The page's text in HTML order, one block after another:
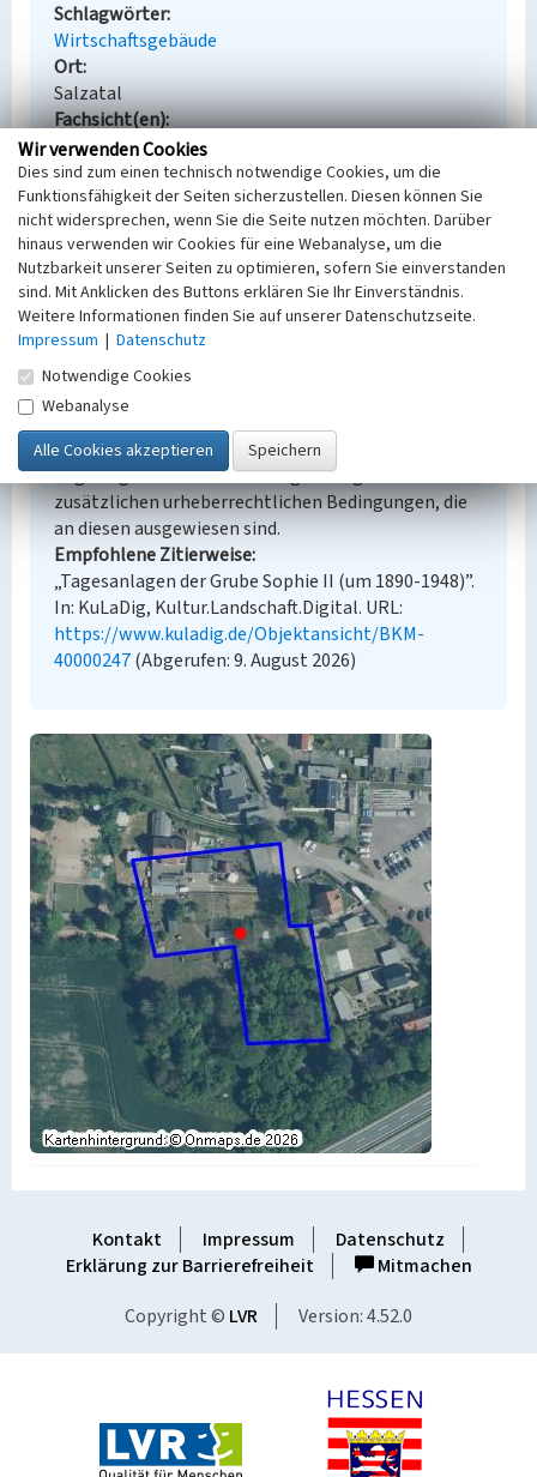
Schlagwörter
Wirtschaftsgebäude
Ort
Salzatal
Fachsicht(en)
Denkmalpflege
Erfassungsmaßstab
Keine Angabe
Erfassungsmethode
Übernahme aus externer Fachdatenbank
Empfohlene Zitierweise
Urheberrechtlicher Hinweis
Der hier präsentierte Inhalt steht unter der freien
Lizenz dl-by-de/2.0 (Namensnennung). Die
angezeigten Medien unterliegen möglicherweise
zusätzlichen urheberrechtlichen Bedingungen, die
an diesen ausgewiesen sind.
Empfohlene Zitierweise
„Tagesanlagen der Grube Sophie II (um 1890-1948)”.
In: KuLaDig, Kultur.Landschaft.Digital. URL:
https://www.kuladig.de/Objektansicht/BKM-
40000247(Abgerufen: 9. August 2026)
Kontakt Impressum
Datenschutz
Erklärung zur Barrierefreiheit
Mitmachen
Copyright © LVR Version: 4.52.0
Wir verwenden Cookies
Dies sind zum einen technisch notwendige Cookies, um die
Funktionsfähigkeit der Seiten sicherzustellen. Diesen können Sie
nicht widersprechen, wenn Sie die Seite nutzen möchten. Darüber
hinaus verwenden wir Cookies für eine Webanalyse, um die
Nutzbarkeit unserer Seiten zu optimieren, sofern Sie einverstanden
sind. Mit Anklicken des Buttons erklären Sie Ihr Einverständnis.
Weitere Informationen finden Sie auf unserer Datenschutzseite.
Impressum | Datenschutz
Notwendige Cookies
Webanalyse